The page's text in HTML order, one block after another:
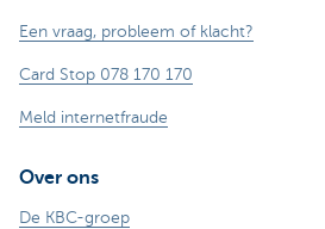
Een vraag, probleem of klacht?
Card Stop 078 170 170
Meld internetfraude
Over ons
De KBC-groep